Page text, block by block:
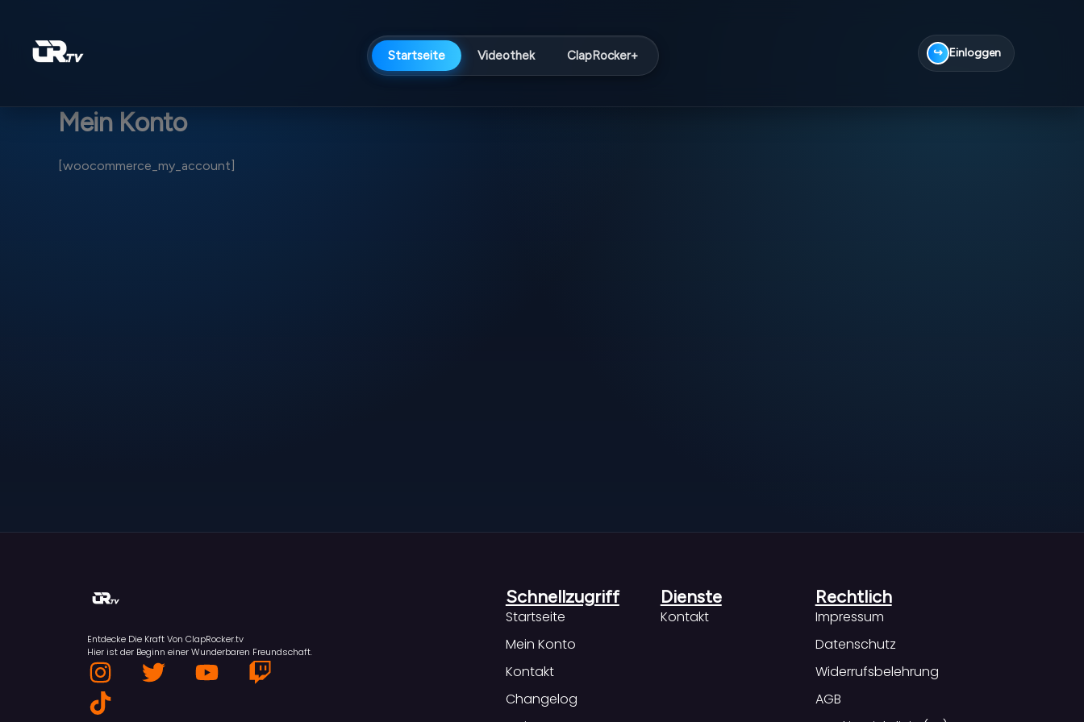
springen
Startseite Videothek ClapRocker+ ↪ Einloggen
Mein Konto
[woocommerce_my_account]
Entdecke Die Kraft Von ClapRocker.tv
Hier ist der Beginn einer Wunderbaren Freundschaft.
I
n
s
T
Y
T
T
i
k
Schnellzugriff
Startseite
Mein Konto
Kontakt
Changelog
Dienste
Kontakt
Rechtlich
Impressum
Datenschutz
Widerrufsbelehrung
AGB